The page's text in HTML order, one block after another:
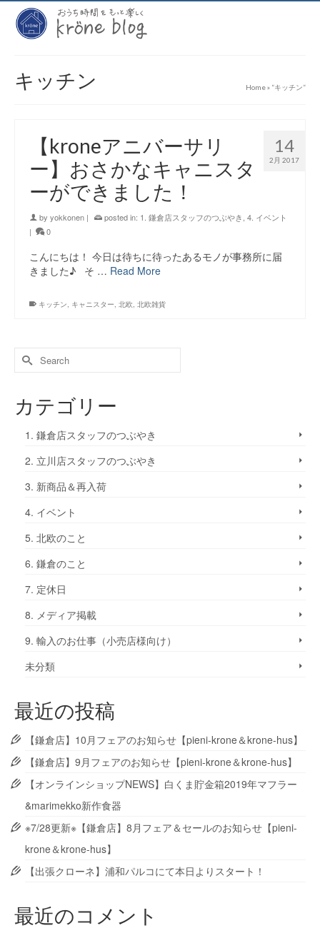
キッチン Home» “キッチン“
14
2月 2017
【kroneアニバーサリ
ー】おさかなキャニスタ
ーができました！
by yokkonen | posted in: 1. 鎌倉店スタッフのつぶやき 4. イベント
|
0
こんにちは！ 今日は待ちに待ったあるモノが事務所に届
きました♪ そ … Read More
キッチン, キャニスター, 北欧, 北欧雑貨
カテゴリー
1. 鎌倉店スタッフのつぶやき
2. 立川店スタッフのつぶやき
3. 新商品＆再入荷
4. イベント
5. 北欧のこと
6. 鎌倉のこと
7. 定休日
8. メディア掲載
9. 輸入のお仕事（小売店様向け）
未分類
最近の投稿
【鎌倉店】10月フェアのお知らせ【pieni-krone＆krone-hus】
【鎌倉店】9月フェアのお知らせ【pieni-krone＆krone-hus】
【オンラインショップNEWS】白くま貯金箱2019年マフラー
&marimekko新作食器
※7/28更新※【鎌倉店】8月フェア＆セールのお知らせ【pieni-
krone＆krone-hus】
【出張クローネ】浦和パルコにて本日よりスタート！
最近のコメント